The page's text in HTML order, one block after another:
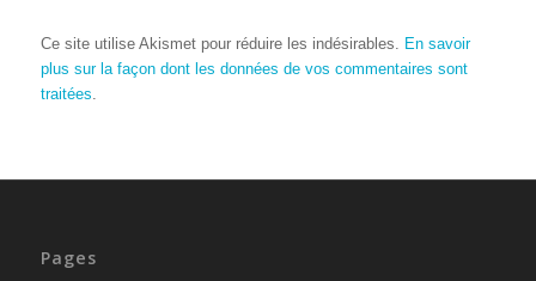
Ce site utilise Akismet pour réduire les indésirables. En savoir
plus sur la façon dont les données de vos commentaires sont
traitées.
Pages